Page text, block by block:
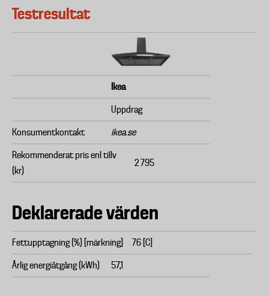
Testresultat
Ikea
Uppdrag
Konsumentkontakt ikea.se
Rekommenderat pris enl tillv
(kr)
2 795
Deklarerade värden
Fettupptagning (%) [märkning] 76 [C]
Årlig energiåtgång (kWh) 57,1